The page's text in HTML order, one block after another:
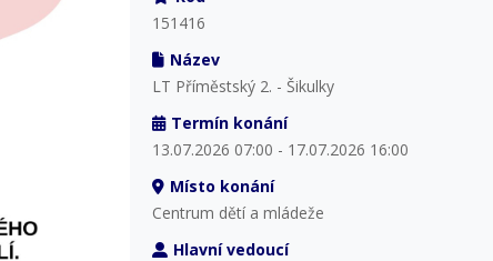
151416
Název
LT Příměstský 2. - Šikulky
Termín konání
13.07.2026 07:00 - 17.07.2026 16:00
Místo konání
Centrum dětí a mládeže
Hlavní vedoucí